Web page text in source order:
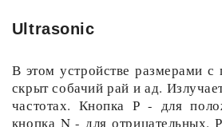
Ultrasonic
В этом устройстве размерами с
скрыт собачий рай и ад.
частотах. Кнопка Р - для
кнопка N - для отрицательных.